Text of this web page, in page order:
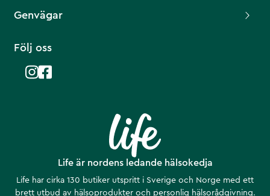
Life är nordens ledande hälsokedja
Life har cirka 130 butiker utspritt i Sverige och Norge med ett
brett utbud av hälsoprodukter och personlig hälsorådgivning.
Genvägar
Följ oss